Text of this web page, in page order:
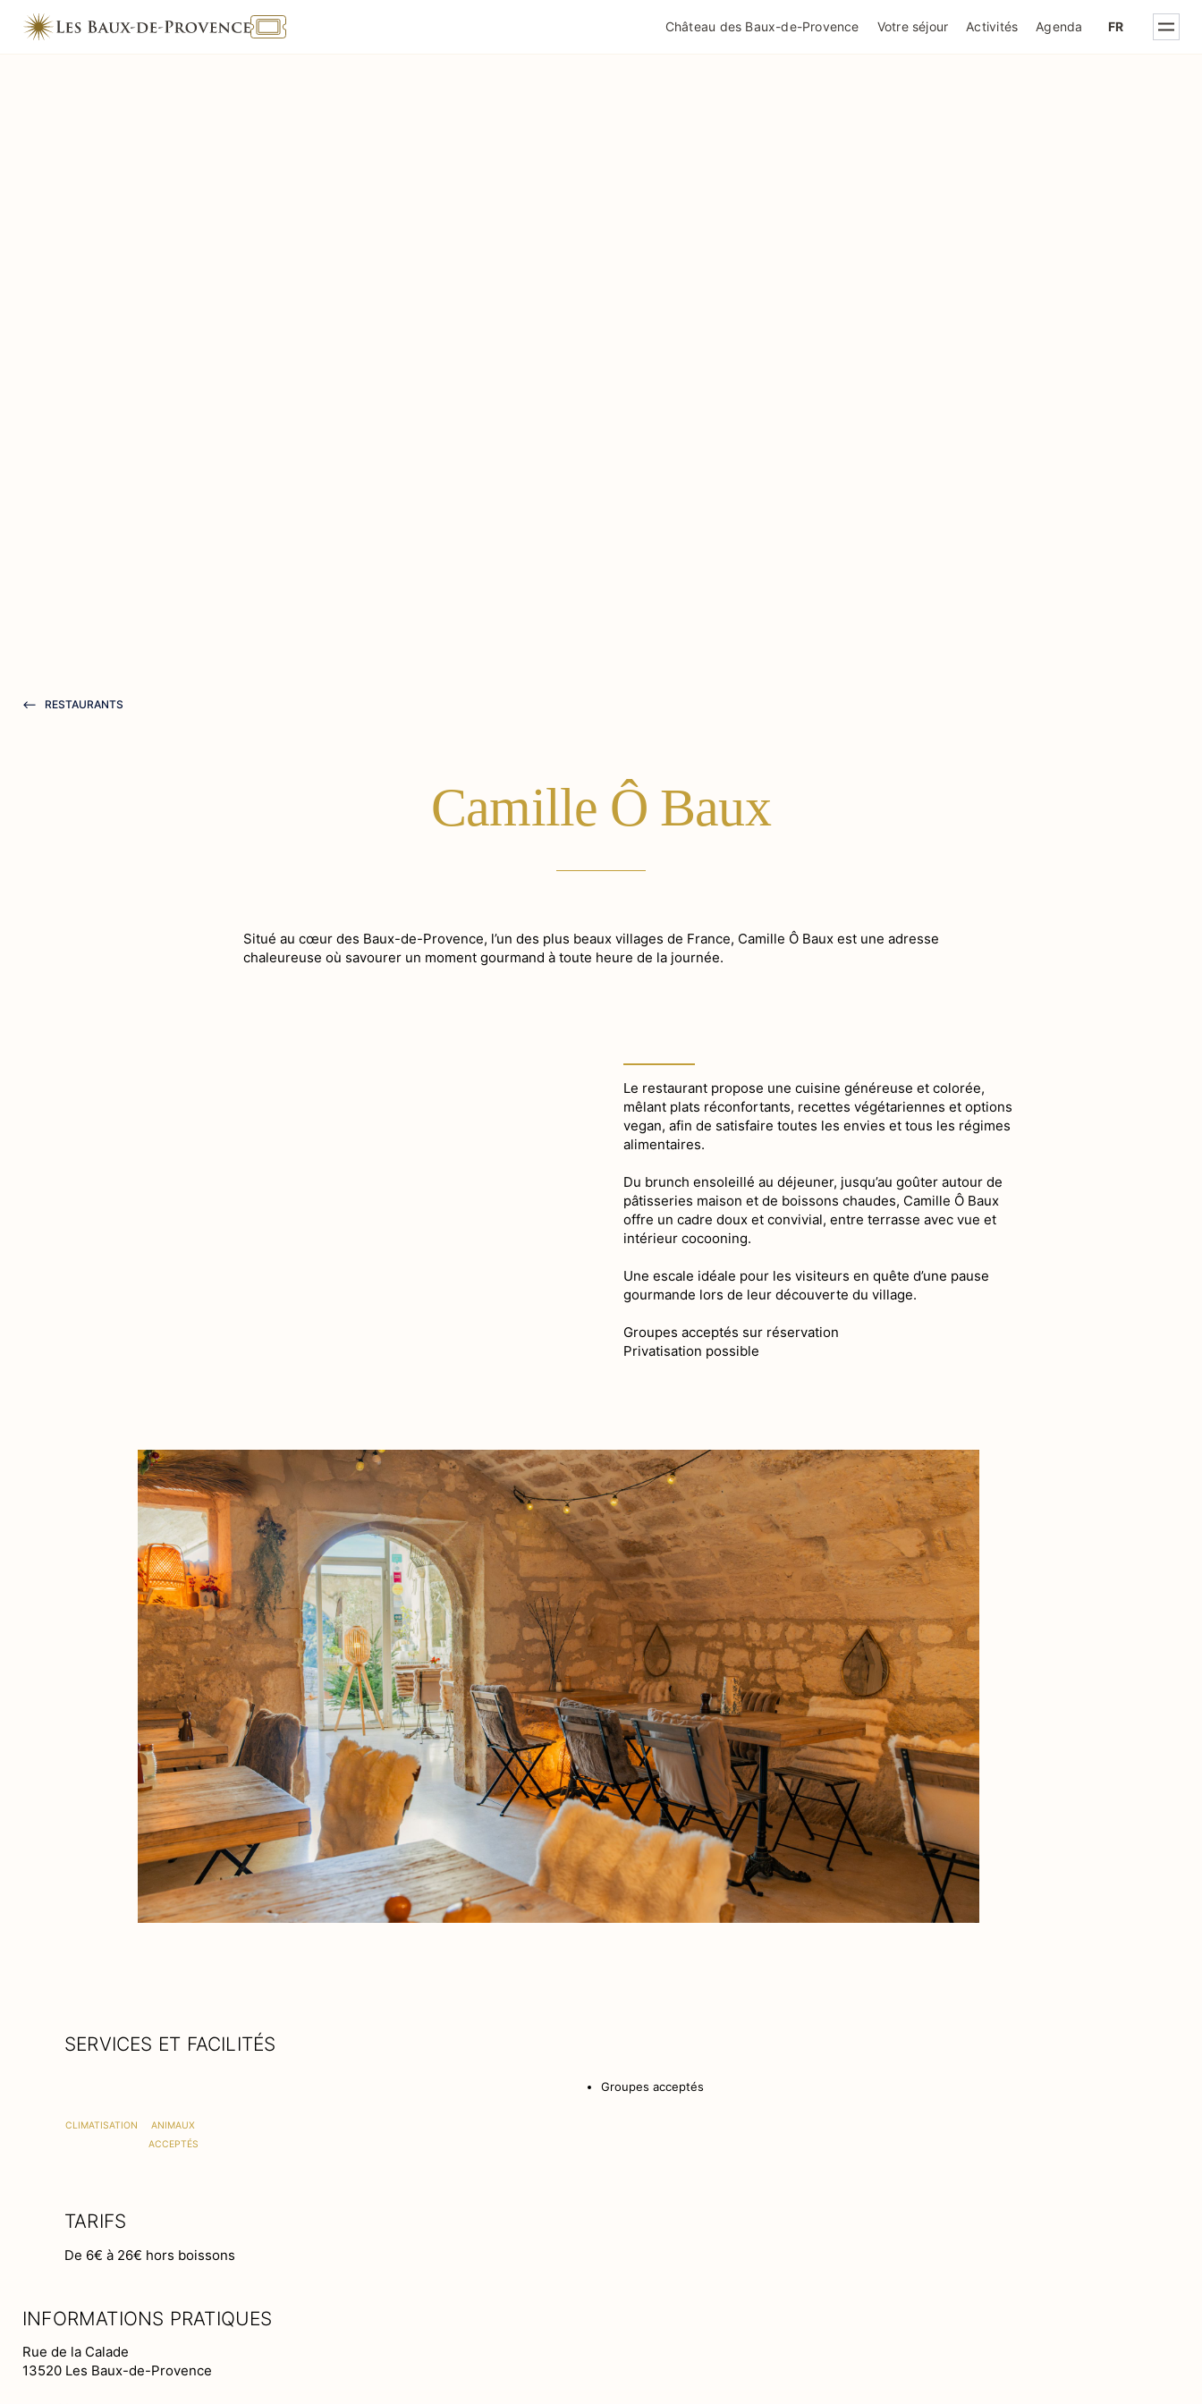
Château des Baux-de-Provence Votre séjour Activités Agenda FR
Histoire
Village et Patrimoine
Nature et Paysages
De pierre et de roche
Au coeur d’un parc naturel
Art de vivre
Gastronomie
Terroir
Traditions
Aux alentours
TOURISME & HANDICAP MENTIONS LÉGALES POLITIQUE DE CONFIDENTIALITÉ
RESTAURANTS
Camille Ô Baux
Situé au cœur des Baux-de-Provence, l’un des plus beaux villages de France, Camille Ô Baux est une adresse
chaleureuse où savourer un moment gourmand à toute heure de la journée.
Le restaurant propose une cuisine généreuse et colorée,
mêlant plats réconfortants, recettes végétariennes et options
vegan, afin de satisfaire toutes les envies et tous les régimes
alimentaires.
Du brunch ensoleillé au déjeuner, jusqu’au goûter autour de
pâtisseries maison et de boissons chaudes, Camille Ô Baux
offre un cadre doux et convivial, entre terrasse avec vue et
intérieur cocooning.
Une escale idéale pour les visiteurs en quête d’une pause
gourmande lors de leur découverte du village.
Groupes acceptés sur réservation
Privatisation possible
SERVICES ET FACILITÉS
CLIMATISATION
ANIMAUX
ACCEPTÉS
Groupes acceptés
TARIFS
De 6€ à 26€ hors boissons
INFORMATIONS PRATIQUES
Rue de la Calade
13520 Les Baux-de-Provence